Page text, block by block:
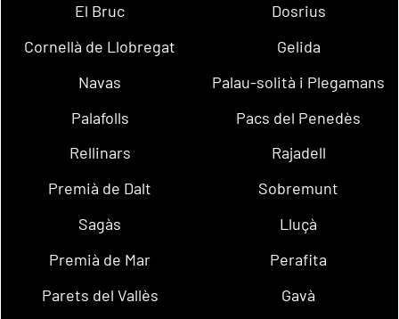
El Bruc
Dosrius
Cornellà de Llobregat
Gelida
Navas
Palau-solità i Plegamans
Palafolls
Pacs del Penedès
Rellinars
Rajadell
Premià de Dalt
Sobremunt
Sagàs
Lluçà
Premià de Mar
Perafita
Parets del Vallès
Gavà